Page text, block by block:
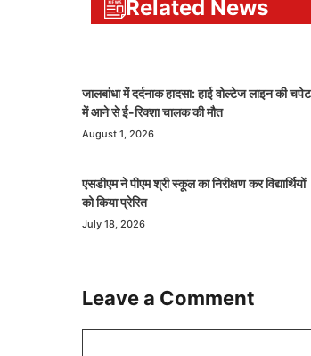
Related News
जालबांधा में दर्दनाक हादसा: हाई वोल्टेज लाइन की चपेट
में आने से ई-रिक्शा चालक की मौत
August 1, 2026
एसडीएम ने पीएम श्री स्कूल का निरीक्षण कर विद्यार्थियों
को किया प्रेरित
July 18, 2026
Leave a Comment